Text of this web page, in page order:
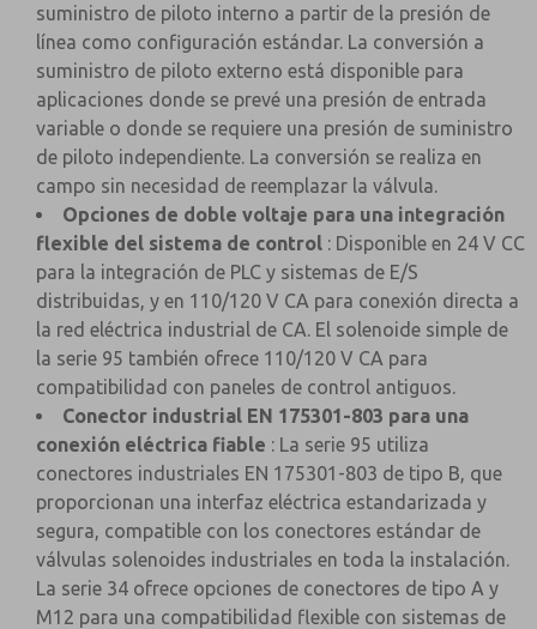
suministro de piloto interno a partir de la presión de
línea como configuración estándar. La conversión a
suministro de piloto externo está disponible para
aplicaciones donde se prevé una presión de entrada
variable o donde se requiere una presión de suministro
de piloto independiente. La conversión se realiza en
campo sin necesidad de reemplazar la válvula.
Opciones de doble voltaje para una integración
flexible del sistema de control : Disponible en 24 V CC
para la integración de PLC y sistemas de E/S
distribuidas, y en 110/120 V CA para conexión directa a
la red eléctrica industrial de CA. El solenoide simple de
la serie 95 también ofrece 110/120 V CA para
compatibilidad con paneles de control antiguos.
Conector industrial EN 175301-803 para una
conexión eléctrica fiable : La serie 95 utiliza
conectores industriales EN 175301-803 de tipo B, que
proporcionan una interfaz eléctrica estandarizada y
segura, compatible con los conectores estándar de
válvulas solenoides industriales en toda la instalación.
La serie 34 ofrece opciones de conectores de tipo A y
M12 para una compatibilidad flexible con sistemas de